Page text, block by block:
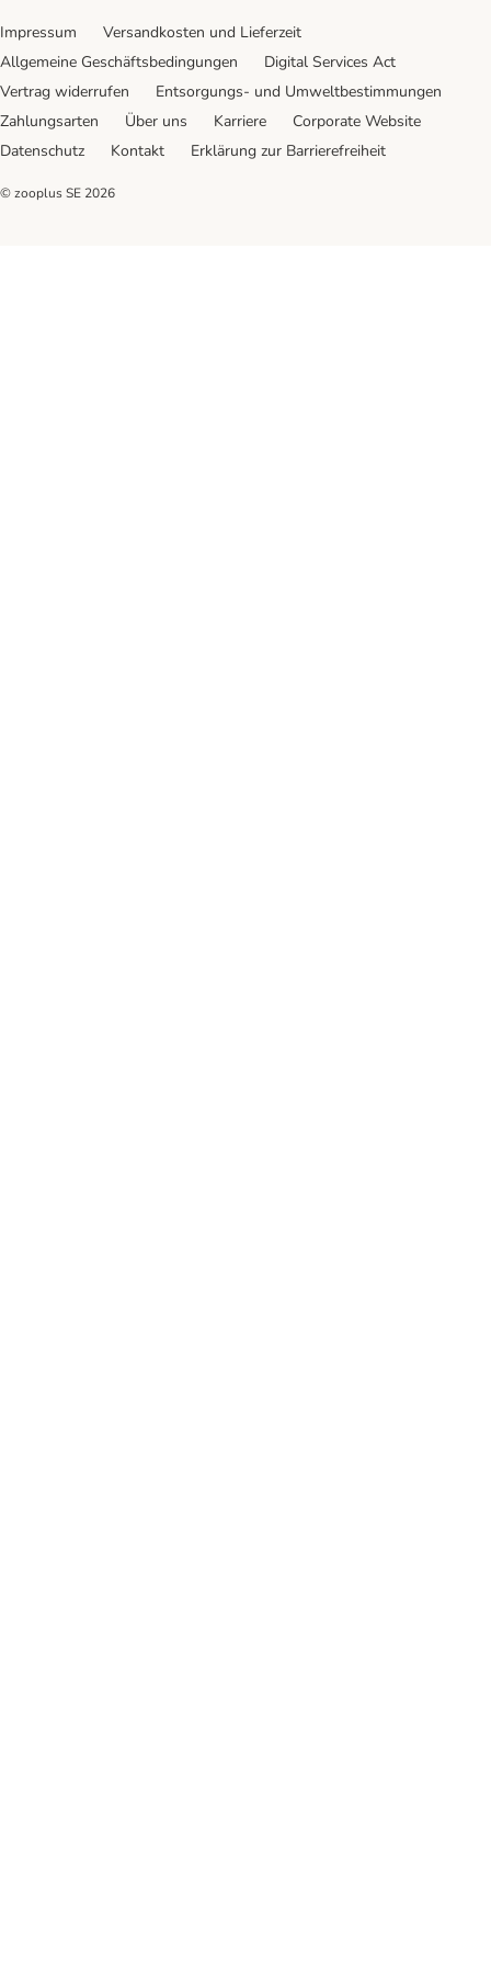
Impressum
Versandkosten und Lieferzeit
Allgemeine Geschäftsbedingungen
Digital Services Act
Vertrag widerrufen
Entsorgungs- und Umweltbestimmungen
Zahlungsarten
Über uns Karriere
Corporate Website
Datenschutz
Kontakt Erklärung zur Barrierefreiheit
© zooplus SE 2026